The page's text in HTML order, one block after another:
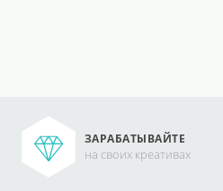
ЗАРАБАТЫВАЙТЕ
на своих креативах